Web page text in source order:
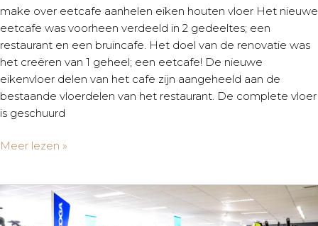
make over eetcafe aanhelen eiken houten vloer Het nieuwe
eetcafe was voorheen verdeeld in 2 gedeeltes; een
restaurant en een bruincafe. Het doel van de renovatie was
het creëren van 1 geheel; een eetcafe! De nieuwe
eikenvloer delen van het cafe zijn aangeheeld aan de
bestaande vloerdelen van het restaurant. De complete vloer
is geschuurd
Meer lezen »
Leo
Smit